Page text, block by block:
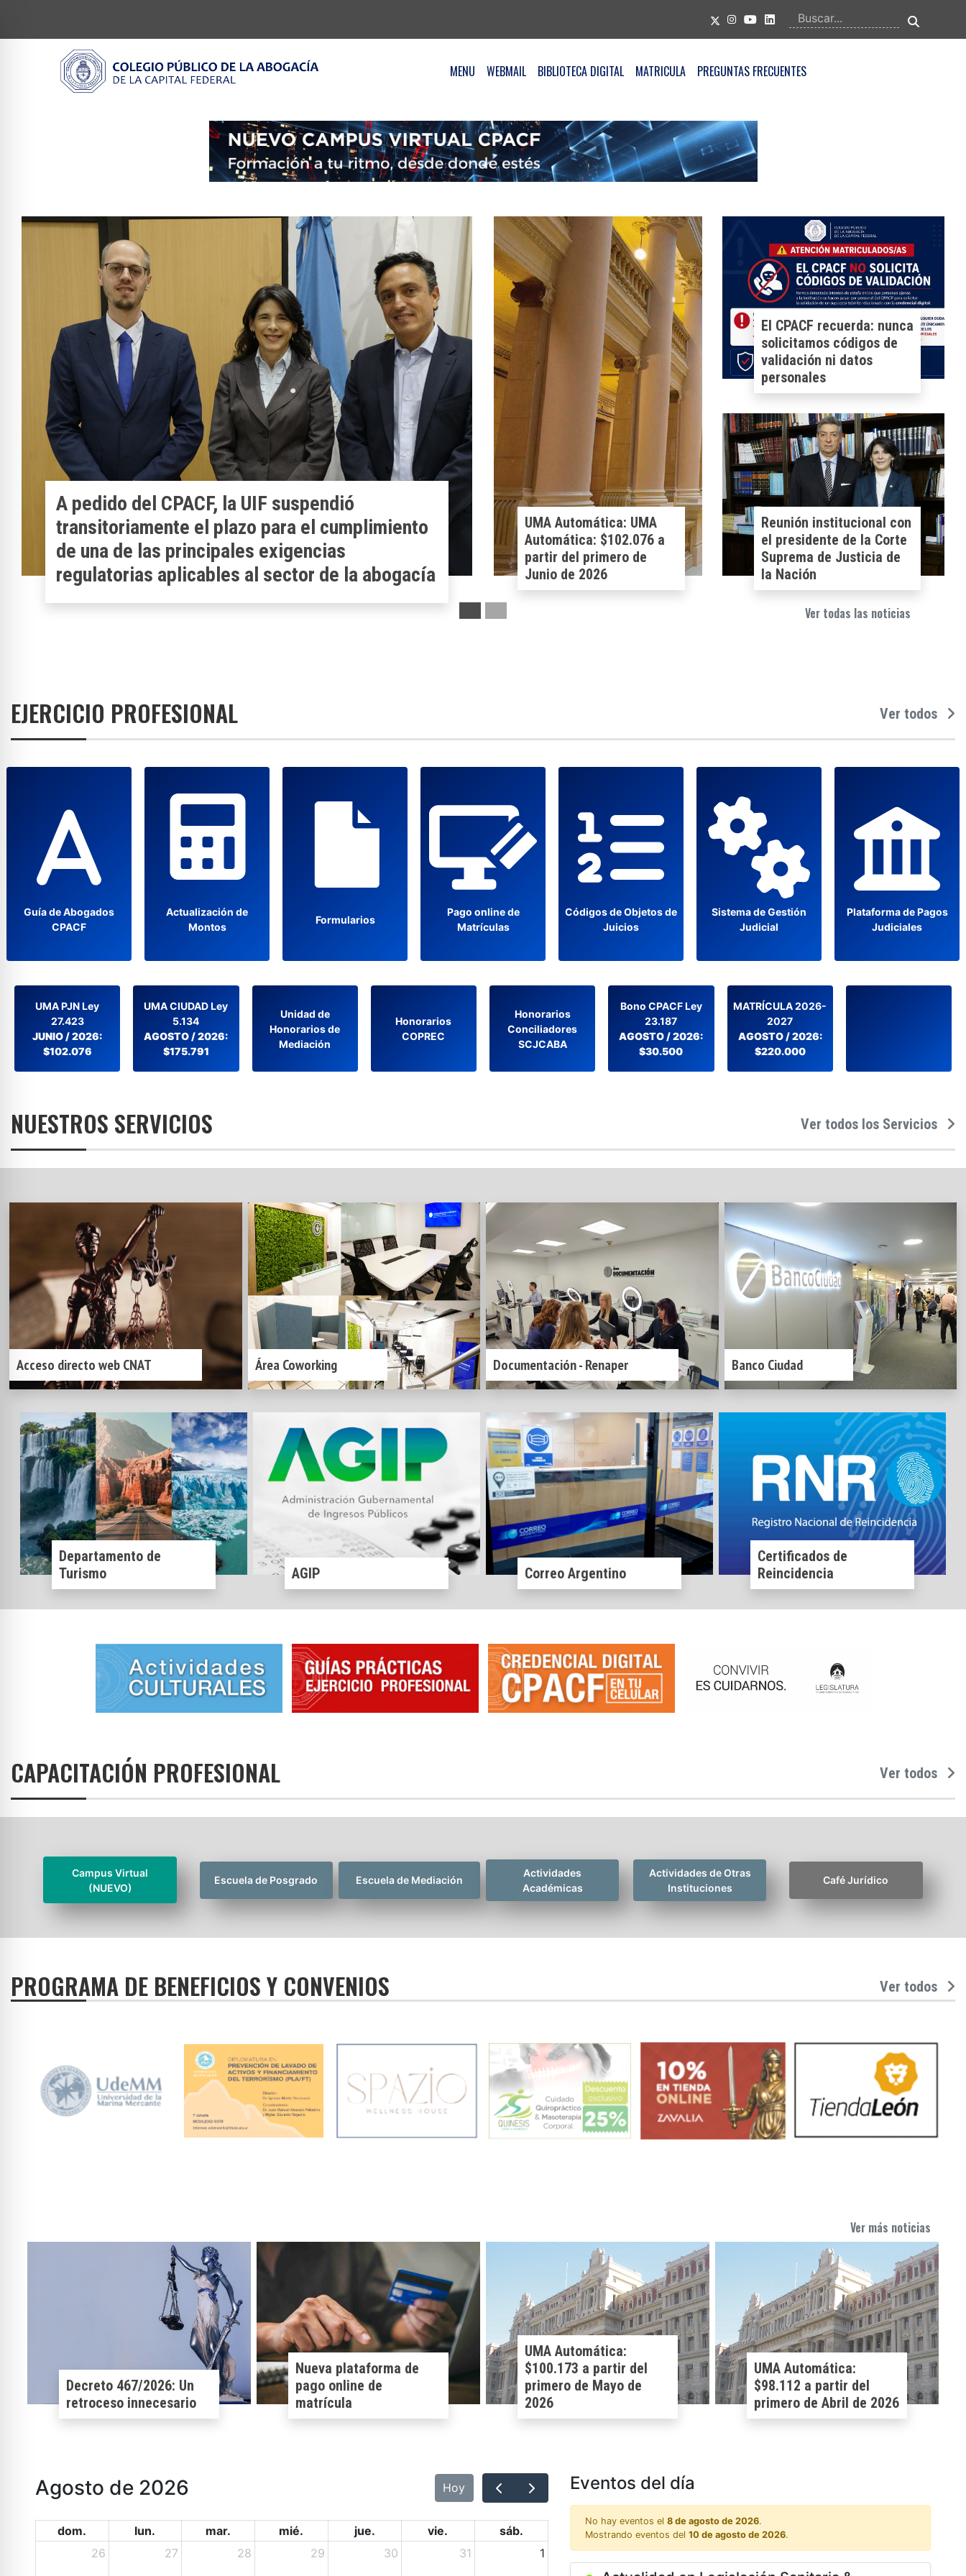
MENU WEBMAIL BIBLIOTECA DIGITAL MATRICULA PREGUNTAS FRECUENTES
Nuevo Valor de UMA CABA: $175.791.- desde
el 1 de agosto de 2026
Fue fijada por la Resolución SAGyP N 500/2026 del Consejo de la
Magistratura de la Ciudad de Buenos Aires.
Nuevo proyecto de Ley
General de Sociedades:
el Poder Ejecutivo
remitió al Senado una
iniciativa de reforma
integral del régimen
societario
Nuevo Sistema
Informatizado de Gestión
Integral de la Mediación
Prejudicial Obligatoria
(SIGIM)
El CPACF presentó una
propuesta para modificar
la Acordada 11/2026 del
Tribunal Superior de
Justicia de la Ciudad
Ver todas las noticias
EJERCICIO PROFESIONAL Ver todos
Guía de Abogados
CPACF
Actualización de
Montos
Formularios
Pago online de
Matrículas
Códigos de Objetos de
Juicios
Sistema de Gestión
Judicial
Plataforma de Pagos
Judiciales
UMA PJN Ley
27.423
JUNIO / 2026:
$102.076
UMA CIUDAD Ley
5.134
AGOSTO / 2026:
$175.791
Unidad de
Honorarios de
Mediación
Honorarios
COPREC
Honorarios
Conciliadores
SCJCABA
Bono CPACF Ley
23.187
AGOSTO / 2026:
$30.500
MATRÍCULA 2026-
2027
AGOSTO / 2026:
$220.000
NUESTROS SERVICIOS Ver todos los Servicios
Acceso directo web CNAT Área Coworking Documentación - Renaper Banco Ciudad
Departamento de
Turismo
AGIP Correo Argentino
Certificados de
Reincidencia
CAPACITACIÓN PROFESIONAL Ver todos
Campus Virtual
(NUEVO)
Escuela de Posgrado Escuela de Mediación
Actividades
Académicas
Actividades de Otras
Instituciones
Café Jurídico
PROGRAMA DE BENEFICIOS Y CONVENIOS Ver todos
Ver más noticias
Decreto 467/2026: Un
retroceso innecesario
Nueva plataforma de
pago online de
matrícula
UMA Automática:
$100.173 a partir del
primero de Mayo de
2026
UMA Automática:
$98.112 a partir del
primero de Abril de 2026
Agosto de 2026 Hoy
dom. lun. mar. mié. jue. vie.
sáb.
26
27 28 29 30 31 1
Eventos del día
No hay eventos el8 de agosto de 2026.
Mostrando eventos del10 de agosto de 2026.